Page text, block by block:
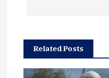
c
Related Posts